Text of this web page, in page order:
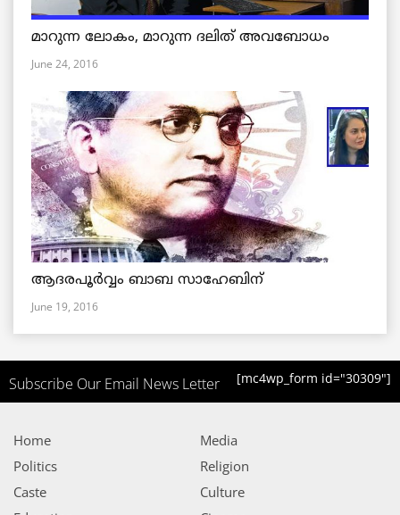
മാറുന്ന ലോകം, മാറുന്ന ദലിത് അവബോധം
June 24, 2016
ആദരപൂര്‍വ്വം ബാബ സാഹേബിന്
June 19, 2016
Subscribe Our Email News Letter [mc4wp_form id="30309"]
Home
Politics
Caste
Media
Religion
Culture